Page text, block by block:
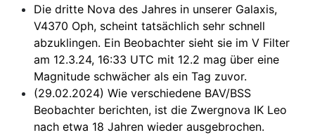
Die dritte Nova des Jahres in unserer Galaxis,
V4370 Oph, scheint tatsächlich sehr schnell
abzuklingen. Ein Beobachter sieht sie im V Filter
am 12.3.24, 16:33 UTC mit 12.2 mag über eine
Magnitude schwächer als ein Tag zuvor.
(29.02.2024) Wie verschiedene BAV/BSS
Beobachter berichten, ist die Zwergnova IK Leo
nach etwa 18 Jahren wieder ausgebrochen.